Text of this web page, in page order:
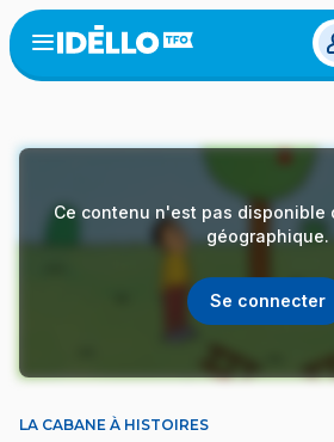
Aller
au
contenu
Open
menu
Ce contenu n'est pas disponible
géographique.
Se connecter
LA CABANE À HISTOIRES